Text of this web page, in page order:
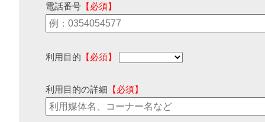
電話番号 【必須】
利用目的 【必須】
利用目的の詳細 【必須】